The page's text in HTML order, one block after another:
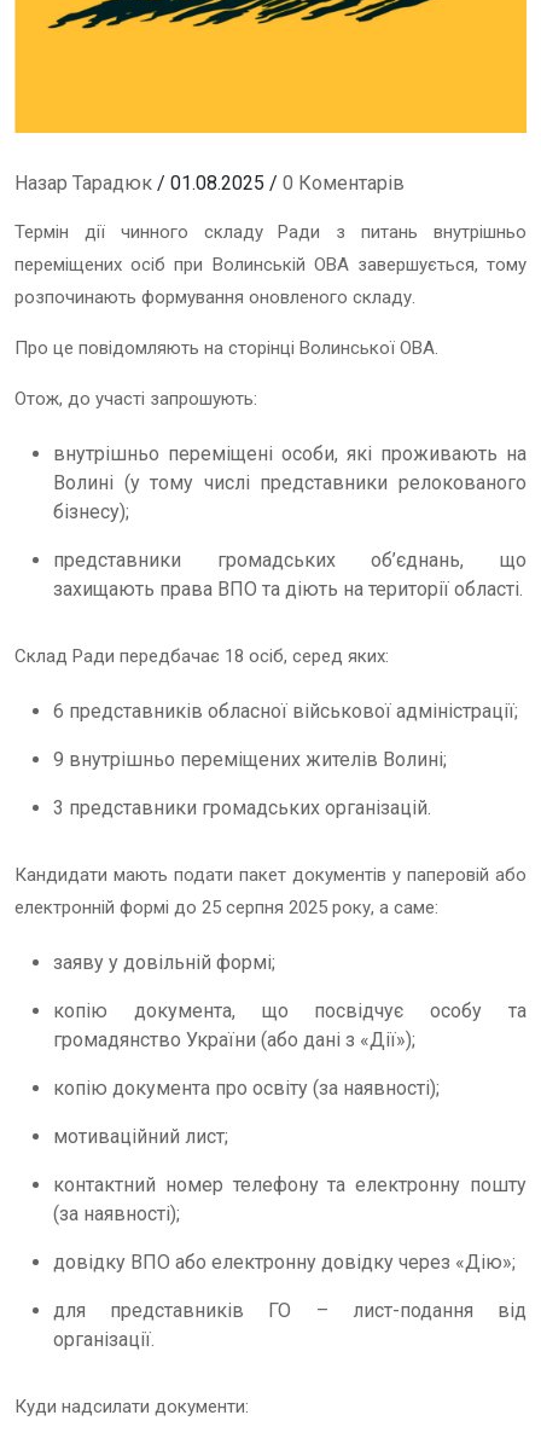
Назар Тарадюк / 01.08.2025 / 0 Коментарів
Термін дії чинного складу Ради з питань внутрішньо
переміщених осіб при Волинській ОВА завершується, тому
розпочинають формування оновленого складу.
Про це повідомляють на сторінці Волинської ОВА.
Отож, до участі запрошують:
внутрішньо переміщені особи, які проживають на
Волині (у тому числі представники релокованого
бізнесу);
представники громадських об’єднань, що
захищають права ВПО та діють на території області.
Склад Ради передбачає 18 осіб, серед яких:
6 представників обласної військової адміністрації;
9 внутрішньо переміщених жителів Волині;
3 представники громадських організацій.
Кандидати мають подати пакет документів у паперовій або
електронній формі до 25 серпня 2025 року, а саме:
заяву у довільній формі;
копію документа, що посвідчує особу та
громадянство України (або дані з «Дії»);
копію документа про освіту (за наявності);
мотиваційний лист;
контактний номер телефону та електронну пошту
(за наявності);
довідку ВПО або електронну довідку через «Дію»;
для представників ГО – лист-подання від
організації.
Куди надсилати документи: